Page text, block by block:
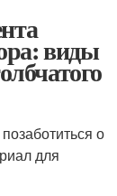
виды
о
для